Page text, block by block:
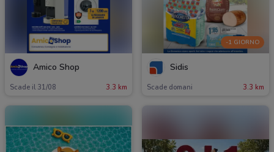
Amico Shop
Scade il 31/08 3.3 km
-1 GIORNO
Sidis
Scade domani 3.3 km